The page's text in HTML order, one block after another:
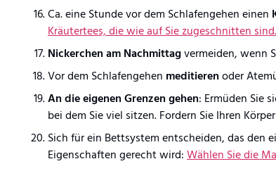
Ca. eine Stunde vor dem Schlafengehen einen
Kräutertees, die wie auf Sie zugeschnitten sind.
Nickerchen am Nachmittagvermeiden, wenn
Vor dem Schlafengehen meditierenoder
An die eigenen Grenzen gehen: Ermüden Sie
bei dem Sie viel sitzen. Fordern Sie Ihren
Sich für ein Bettsystem entscheiden, das den
Eigenschaften gerecht wird:Wählen Sie die